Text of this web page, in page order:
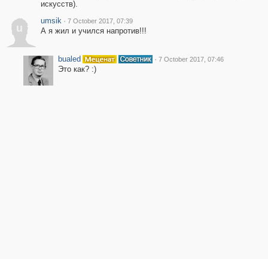
искусств).
u
umsik · 7 October 2017, 07:39
А я жил и учился напротив!!!
bualed · 7 October 2017, 07:46
Это как? :)